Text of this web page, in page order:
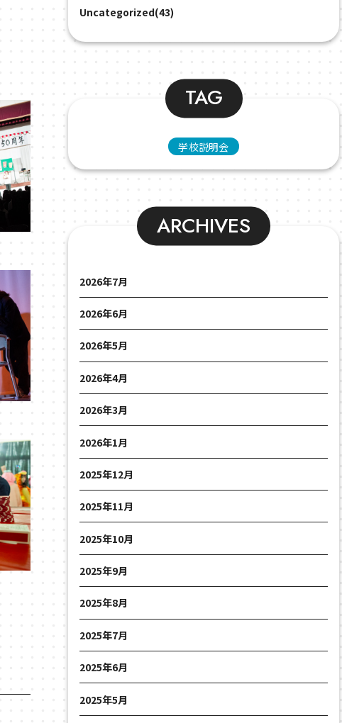
Uncategorized(43)
TAG
学校説明会
ARCHIVES
2026年7月
2026年6月
2026年5月
2026年4月
2026年3月
2026年1月
2025年12月
2025年11月
2025年10月
2025年9月
2025年8月
2025年7月
2025年6月
2025年5月